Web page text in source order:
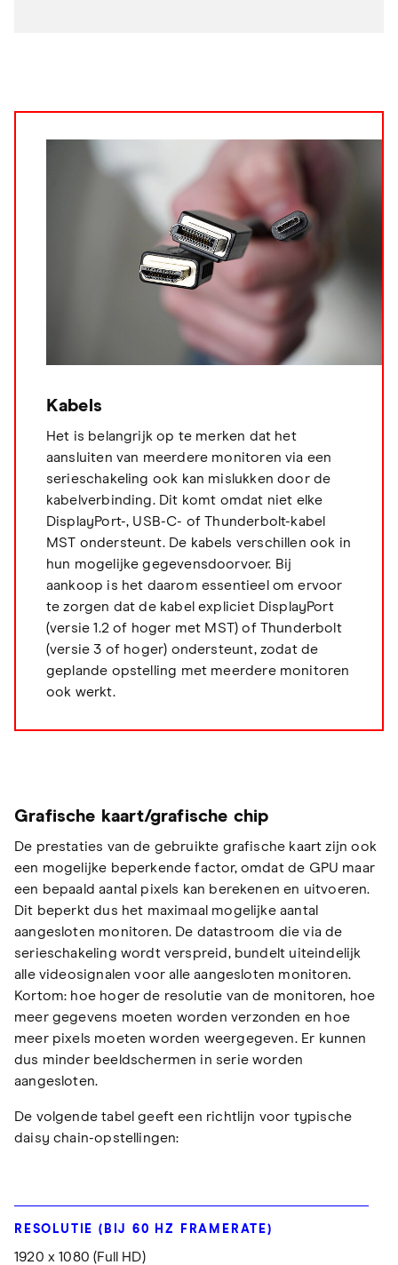
Kabels
Het is belangrijk op te merken dat het
aansluiten van meerdere monitoren via een
serieschakeling ook kan mislukken door de
kabelverbinding. Dit komt omdat niet elke
DisplayPort-, USB-C- of Thunderbolt-kabel
MST ondersteunt. De kabels verschillen ook in
hun mogelijke gegevensdoorvoer. Bij
aankoop is het daarom essentieel om ervoor
te zorgen dat de kabel expliciet DisplayPort
(versie 1.2 of hoger met MST) of Thunderbolt
(versie 3 of hoger) ondersteunt, zodat de
geplande opstelling met meerdere monitoren
ook werkt.
Grafische kaart/grafische chip
De prestaties van de gebruikte grafische kaart zijn ook
een mogelijke beperkende factor, omdat de GPU maar
een bepaald aantal pixels kan berekenen en uitvoeren.
Dit beperkt dus het maximaal mogelijke aantal
aangesloten monitoren. De datastroom die via de
serieschakeling wordt verspreid, bundelt uiteindelijk
alle videosignalen voor alle aangesloten monitoren.
Kortom: hoe hoger de resolutie van de monitoren, hoe
meer gegevens moeten worden verzonden en hoe
meer pixels moeten worden weergegeven. Er kunnen
dus minder beeldschermen in serie worden
aangesloten.
De volgende tabel geeft een richtlijn voor typische
daisy chain-opstellingen:
1920 x 1080 (Full HD)